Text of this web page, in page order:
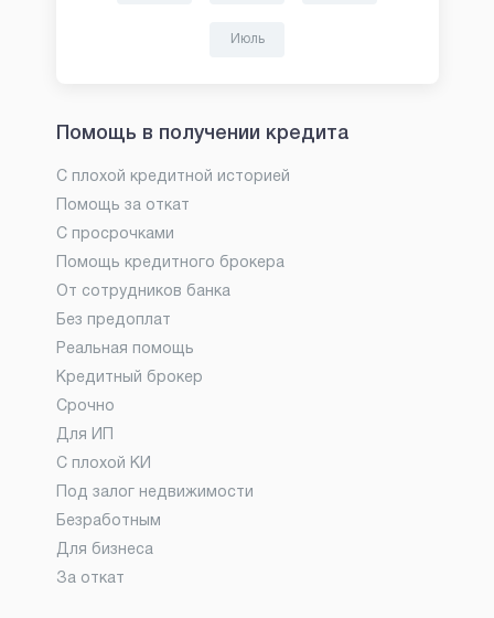
Июль
Помощь в получении кредита
С плохой кредитной историей
Помощь за откат
С просрочками
Помощь кредитного брокера
От сотрудников банка
Без предоплат
Реальная помощь
Кредитный брокер
Срочно
Для ИП
С плохой КИ
Под залог недвижимости
Безработным
Для бизнеса
За откат